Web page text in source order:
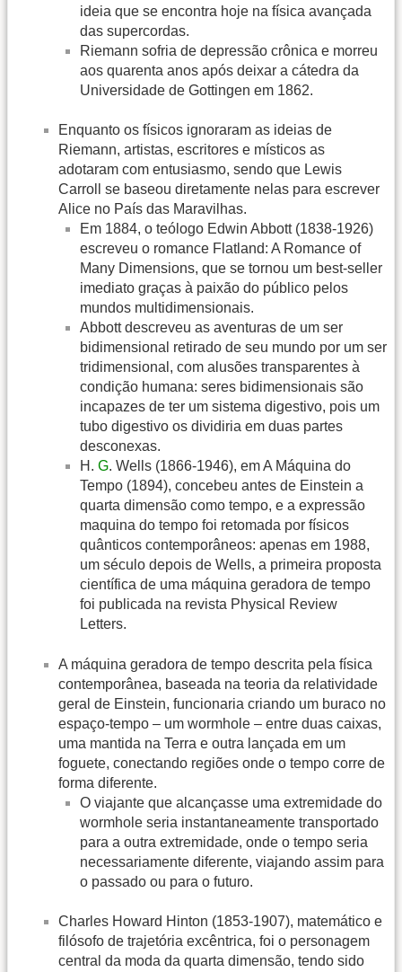
ideia que se encontra hoje na física avançada
das supercordas.
Riemann sofria de depressão crônica e morreu
aos quarenta anos após deixar a cátedra da
Universidade de Gottingen em 1862.
Enquanto os físicos ignoraram as ideias de
Riemann, artistas, escritores e místicos as
adotaram com entusiasmo, sendo que Lewis
Carroll se baseou diretamente nelas para escrever
Alice no País das Maravilhas.
Em 1884, o teólogo Edwin Abbott (1838-1926)
escreveu o romance Flatland: A Romance of
Many Dimensions, que se tornou um best-seller
imediato graças à paixão do público pelos
mundos multidimensionais.
Abbott descreveu as aventuras de um ser
bidimensional retirado de seu mundo por um ser
tridimensional, com alusões transparentes à
condição humana: seres bidimensionais são
incapazes de ter um sistema digestivo, pois um
tubo digestivo os dividiria em duas partes
desconexas.
H. G. Wells (1866-1946), em A Máquina do
Tempo (1894), concebeu antes de Einstein a
quarta dimensão como tempo, e a expressão
maquina do tempo foi retomada por físicos
quânticos contemporâneos: apenas em 1988,
um século depois de Wells, a primeira proposta
científica de uma máquina geradora de tempo
foi publicada na revista Physical Review
Letters.
A máquina geradora de tempo descrita pela física
contemporânea, baseada na teoria da relatividade
geral de Einstein, funcionaria criando um buraco no
espaço-tempo – um wormhole – entre duas caixas,
uma mantida na Terra e outra lançada em um
foguete, conectando regiões onde o tempo corre de
forma diferente.
O viajante que alcançasse uma extremidade do
wormhole seria instantaneamente transportado
para a outra extremidade, onde o tempo seria
necessariamente diferente, viajando assim para
o passado ou para o futuro.
Charles Howard Hinton (1853-1907), matemático e
filósofo de trajetória excêntrica, foi o personagem
central da moda da quarta dimensão, tendo sido